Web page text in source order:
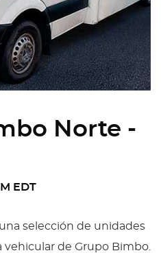
Norte -
EDT
selección de unidades
de Grupo Bimbo.